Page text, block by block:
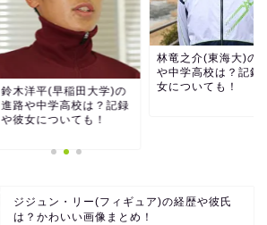
鈴木洋平(早稲田大学)の
進路や中学高校は？記録
や彼女についても！
林竜之介(東海大)の
や中学高校は？記録
女についても！
ジジュン・リー(フィギュア)の経歴や彼氏
は？かわいい画像まとめ！